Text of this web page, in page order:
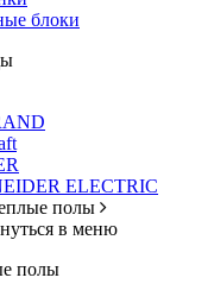
блоки
ELECTRIC
полы
в меню
полы